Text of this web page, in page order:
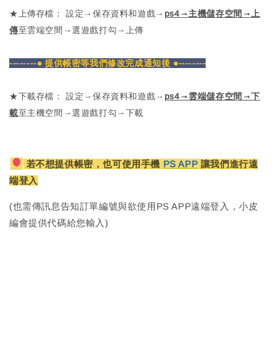
★上傳存檔： 設定→保存資料和遊戲→ ps4→主機儲存空間→上
傳至雲端空間→選遊戲打勾→上傳
--------● 提供帳密等我們修改完成通知後 ●--------
★下載存檔： 設定→保存資料和遊戲→ ps4→雲端儲存空間→下
載至主機空間→選遊戲打勾→下載
若不想提供帳密，也可使用手機 PS APP 讓我們進行遠
端登入
(也需傳訊息告知訂單編號與欲使用PS APP遠端登入，小皮
編會提供代碼給您輸入)